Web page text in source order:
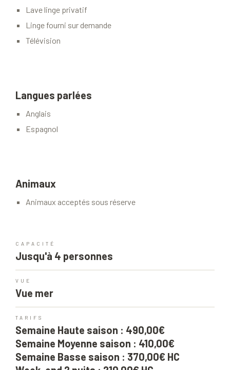
Lave linge privatif
Linge fourni sur demande
Télévision
Langues parlées
Anglais
Espagnol
Animaux
Animaux acceptés sous réserve
CAPACITÉ
Jusqu'à 4 personnes
VUE
Vue mer
TARIFS
Semaine Haute saison : 490,00€
Semaine Moyenne saison : 410,00€
Semaine Basse saison : 370,00€ HC